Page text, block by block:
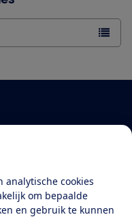
analytische cookies
om bepaalde
en gebruik te kunnen